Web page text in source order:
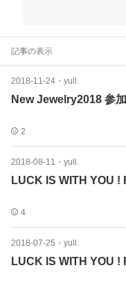
記事の表示
2018-11-24 ・ yull.
New Jewelry2018 参
2
2018-08-11 ・ yull.
LUCK IS WITH YOU !
4
2018-07-25 ・ yull.
LUCK IS WITH YOU !